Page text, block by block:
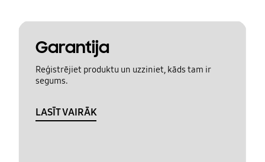
Garantija
Reģistrējiet produktu un uzziniet, kāds tam ir
segums.
LASĪT VAIRĀK